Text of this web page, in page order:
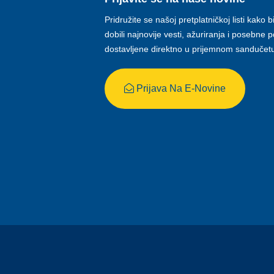
Pridružite se našoj pretplatničkoj listi kako
dobili najnovije vesti, ažuriranja i posebne
dostavljene direktno u prijemnom
Prijava Na E-Novine